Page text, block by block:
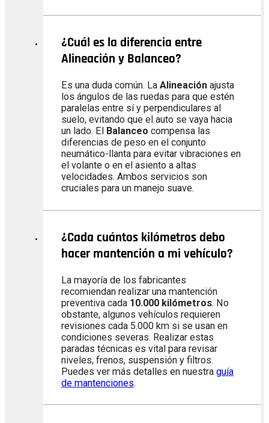
¿Cuál es la diferencia entre
Alineación y Balanceo?
Es una duda común. La Alineación ajusta
los ángulos de las ruedas para que estén
paralelas entre sí y perpendiculares al
suelo, evitando que el auto se vaya hacia
un lado. El
Balanceo compensa las
diferencias de peso en el conjunto
neumático-llanta para evitar vibraciones en
el volante o en el asiento a altas
velocidades. Ambos servicios son
cruciales para un manejo suave.
¿Cada cuántos kilómetros debo
hacer mantención a mi vehículo?
La mayoría de los fabricantes
recomiendan realizar una mantención
preventiva cada 10.000 kilómetros. No
obstante, algunos vehículos requieren
revisiones cada 5.000 km si se usan en
condiciones severas. Realizar estas
paradas técnicas es vital para revisar
niveles, frenos, suspensión y filtros.
Puedes ver más detalles en nuestra guía
de mantenciones.